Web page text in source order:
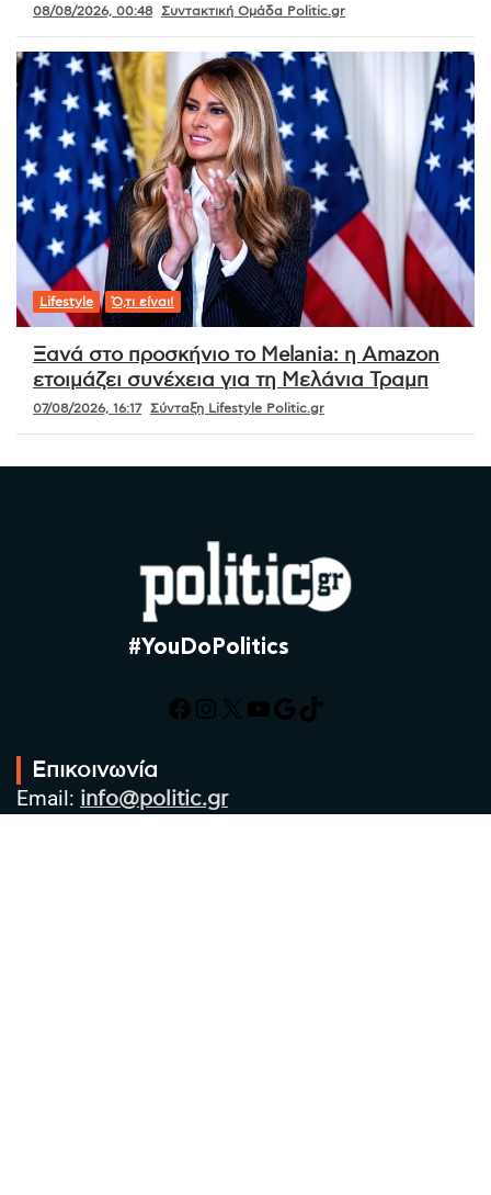
08/08/2026, 00:48 Συντακτική Ομάδα Politic.gr
Lifestyle Ό,τι είναι!
Ξανά στο προσκήνιο το Melania: η Amazon
ετοιμάζει συνέχεια για τη Μελάνια Τραμπ
07/08/2026, 16:17 Σύνταξη Lifestyle Politic.gr
#YouDoPolitics
Facebook
Instagram
X YouTube
Google
TikTok
Επικοινωνία
Email: info@politic.gr